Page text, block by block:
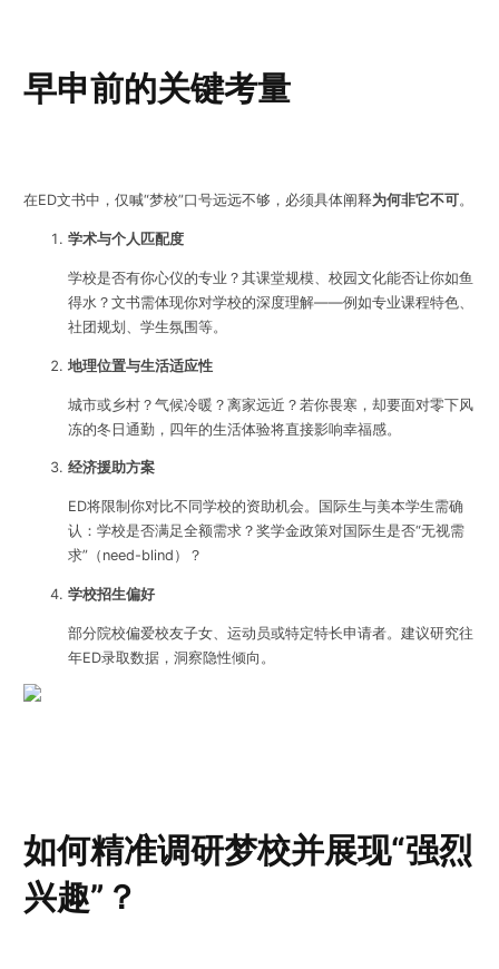
早申前的关键考量
在ED文书中，仅喊“梦校”口号远远不够，必须具体阐释为何非它不可。
学术与个人匹配度
学校是否有你心仪的专业？其课堂规模、校园文化能否让你如鱼
得水？文书需体现你对学校的深度理解——例如专业课程特色、
社团规划、学生氛围等。
地理位置与生活适应性
城市或乡村？气候冷暖？离家远近？若你畏寒，却要面对零下风
冻的冬日通勤，四年的生活体验将直接影响幸福感。
经济援助方案
ED将限制你对比不同学校的资助机会。国际生与美本学生需确
认：学校是否满足全额需求？奖学金政策对国际生是否“无视需
求”（need-blind）？
学校招生偏好
部分院校偏爱校友子女、运动员或特定特长申请者。建议研究往
年ED录取数据，洞察隐性倾向。
如何精准调研梦校并展现“强烈
兴趣”？